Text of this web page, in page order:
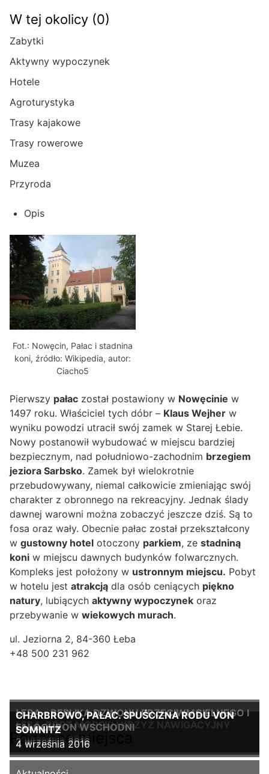
W tej okolicy (0)
Zabytki
Aktywny wypoczynek
Hotele
Agroturystyka
Trasy kajakowe
Trasy rowerowe
Muzea
Przyroda
Opis
Fot.: Nowęcin, Pałac i stadnina
koni, źródło: Wikipedia, autor:
Ciacho5
Pierwszy pałac został postawiony w Nowęcinie w
1497 roku. Właściciel tych dóbr – Klaus Wejher w
wyniku powodzi utracił swój zamek w Starej Łebie.
Nowy postanowił wybudować w miejscu bardziej
bezpiecznym, nad południowo-zachodnim brzegiem
jeziora Sarbsko. Zamek był wielokrotnie
przebudowywany, niemal całkowicie zmieniając swój
charakter z obronnego na rekreacyjny. Jednak ślady
dawnej warowni można zobaczyć jeszcze dziś. Są to
fosa oraz wały. Obecnie pałac został przekształcony
w gustowny hotel otoczony parkiem, ze stadniną
koni w miejscu dawnych budynków folwarcznych.
Kompleks jest położony w ustronnym miejscu. Pobyt
w hotelu jest atrakcją dla osób ceniących piękno
natury, lubiących aktywny wypoczynek oraz
przebywanie w wiekowych murach.
ul. Jeziorna 2, 84-360 Łeba
+48 500 231 962
Podobne miejsca
ŁEBA, PORT MORSKI I KRZYŻ NAWIGACYJNY
5 września 2016
ŁEBA – REPLIKA DZWONU PRZECIWMGIELNEGO I
FALOCHRON WSCHODNI
2 września 2016
CHARBROWO, PAŁAC. SPUŚCIZNA RODU VON
SOMNITZ
4 września 2016